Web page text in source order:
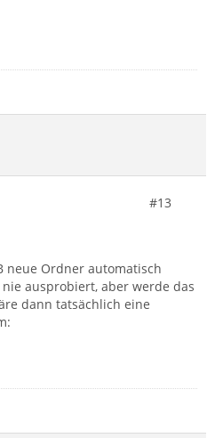
#13
neue Ordner automatisch
ausprobiert, aber werde das
dann tatsächlich eine